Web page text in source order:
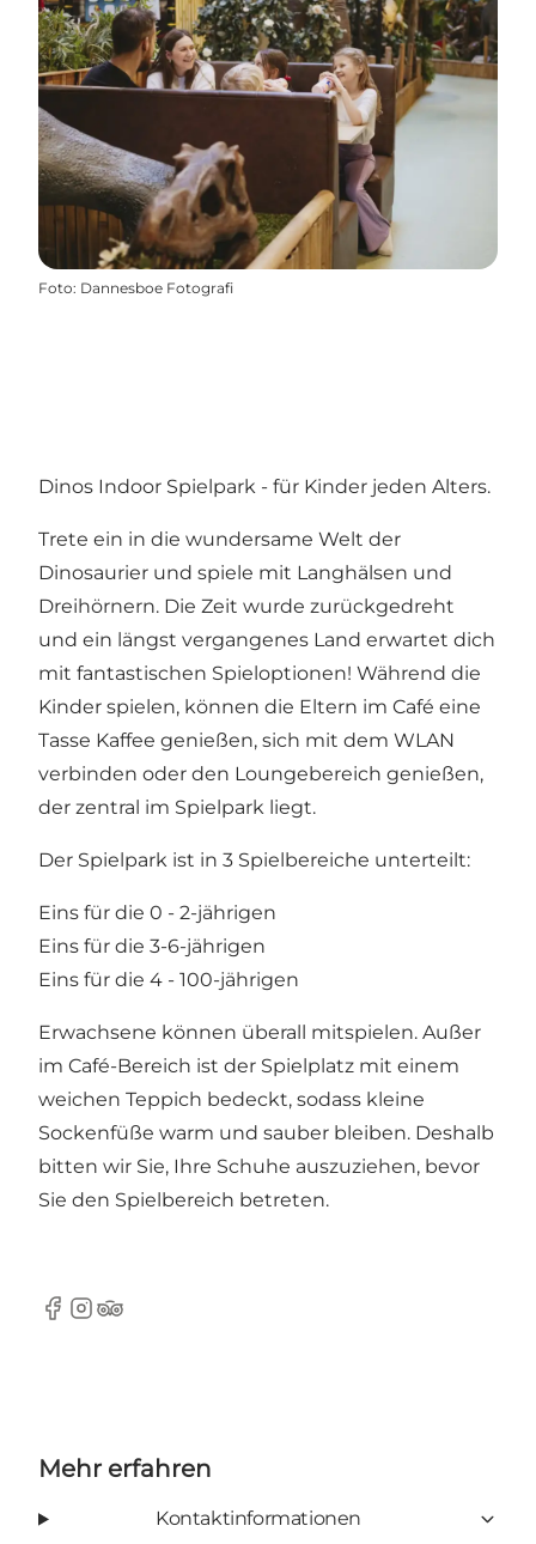
Foto: Dannesboe Fotografi
Dinos Indoor Spielpark - für Kinder jeden Alters.
Trete ein in die wundersame Welt der
Dinosaurier und spiele mit Langhälsen und
Dreihörnern. Die Zeit wurde zurückgedreht
und ein längst vergangenes Land erwartet dich
mit fantastischen Spieloptionen! Während die
Kinder spielen, können die Eltern im Café eine
Tasse Kaffee genießen, sich mit dem WLAN
verbinden oder den Loungebereich genießen,
der zentral im Spielpark liegt.
Der Spielpark ist in 3 Spielbereiche unterteilt:
Eins für die 0 - 2-jährigen
Eins für die 3-6-jährigen
Eins für die 4 - 100-jährigen
Erwachsene können überall mitspielen. Außer
im Café-Bereich ist der Spielplatz mit einem
weichen Teppich bedeckt, sodass kleine
Sockenfüße warm und sauber bleiben. Deshalb
bitten wir Sie, Ihre Schuhe auszuziehen, bevor
Sie den Spielbereich betreten.
Facebook
Instagram
Tripadvisor
Mehr erfahren
Kontaktinformationen